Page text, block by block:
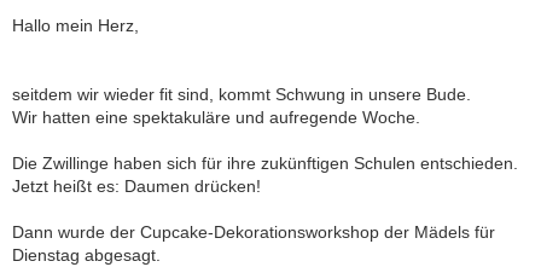
Hallo mein Herz,
seitdem wir wieder fit sind, kommt Schwung in unsere Bude.
Wir hatten eine spektakuläre und aufregende Woche.
Die Zwillinge haben sich für ihre zukünftigen Schulen entschieden.
Jetzt heißt es: Daumen drücken!
Dann wurde der Cupcake-Dekorationsworkshop der Mädels für
Dienstag abgesagt.